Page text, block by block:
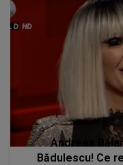
Andreea
Bădulescu! Ce